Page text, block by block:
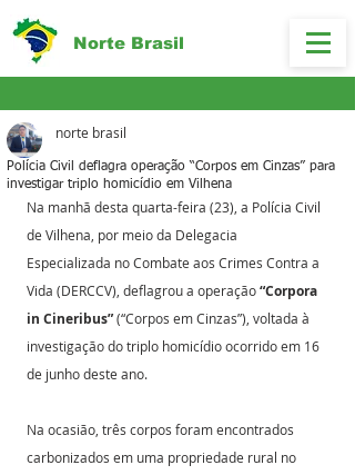
Norte Brasil
Polícia Civil deflagra operação “Corpos em Cinzas” para
investigar triplo homicídio em Vilhena
norte brasil
Na manhã desta quarta-feira (23), a Polícia Civil
de Vilhena, por meio da Delegacia
Especializada no Combate aos Crimes Contra a
Vida (DERCCV), deflagrou a operação “Corpora
in Cineribus” (“Corpos em Cinzas”), voltada à
investigação do triplo homicídio ocorrido em 16
de junho deste ano.
Na ocasião, três corpos foram encontrados
carbonizados em uma propriedade rural no